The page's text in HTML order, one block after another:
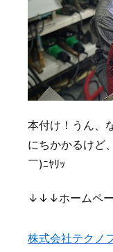
本付け！うん、
にちかかるけど
￣)ﾆﾔﾘｯ
↓↓↓ホームペー
株式会社テクノ